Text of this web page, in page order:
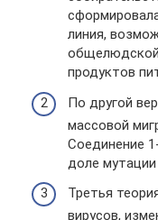
линия,
продуктов
По другой
массовой
Соединение
доле мутации
Третья
вирусов,